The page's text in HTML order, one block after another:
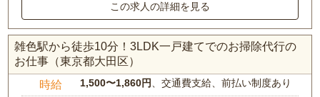
この求人の詳細を見る
雑色駅から徒歩10分！3LDK一戸建てでのお掃除代行の
お仕事（東京都大田区）
時給 1,500〜1,860円 、交通費支給、前払い制度あり